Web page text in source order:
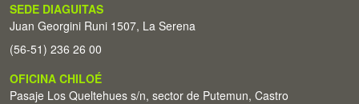
SEDE DIAGUITAS
Juan Georgini Runi 1507, La Serena
(56-51) 236 26 00
OFICINA CHILOÉ
Pasaje Los Queltehues s/n, sector de Putemun, Castro